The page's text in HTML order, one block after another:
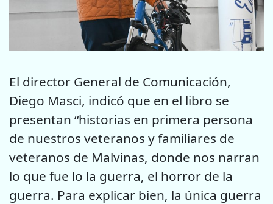
El director General de Comunicación,
Diego Masci, indicó que en el libro se
presentan “historias en primera persona
de nuestros veteranos y familiares de
veteranos de Malvinas, donde nos narran
lo que fue lo la guerra, el horror de la
guerra. Para explicar bien, la única guerra